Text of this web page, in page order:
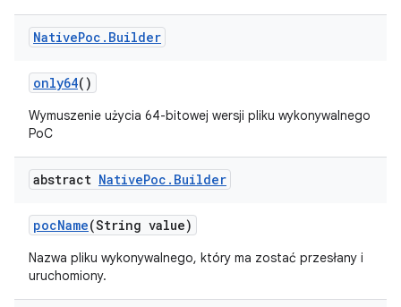
NativePoc . Builder
only64()
Wymuszenie użycia 64-bitowej wersji pliku wykonywalnego
PoC
abstract NativePoc . Builder
pocName(String value)
Nazwa pliku wykonywalnego, który ma zostać przesłany i
uruchomiony.